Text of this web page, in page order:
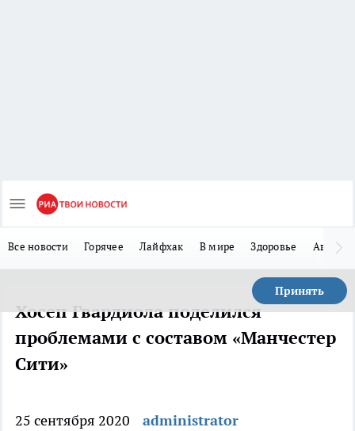
Все новости Горячее Лайфхак В мире Здоровье Авто
Принять
Хосеп Гвардиола поделился
проблемами с составом «Манчестер
Сити»
25 сентября 2020 administrator